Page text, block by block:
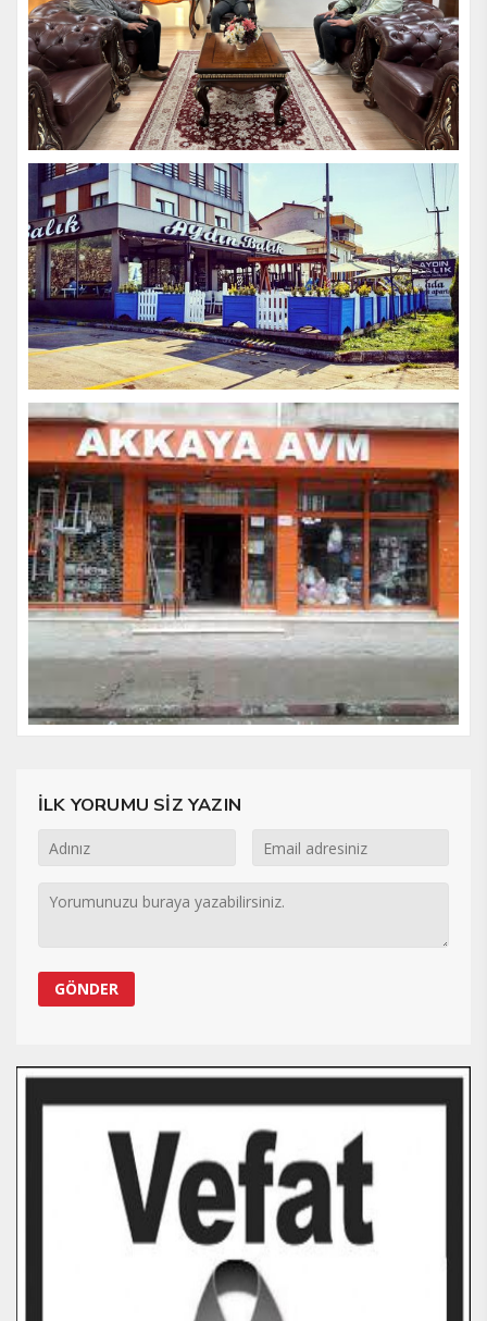
İLK YORUMU SİZ YAZIN